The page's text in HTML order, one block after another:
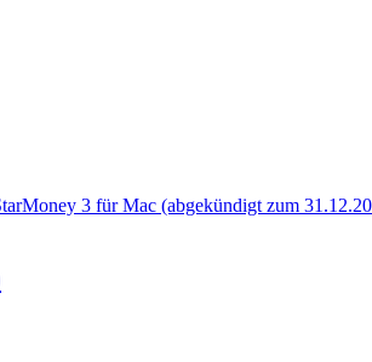
3 für Mac (abgekündigt zum